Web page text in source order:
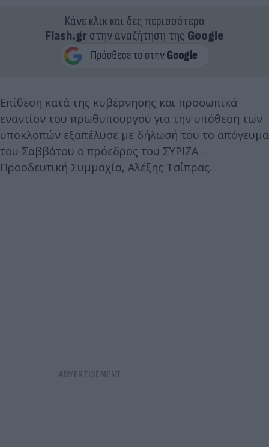
Κάνε κλικ και δες περισσότερο
Flash.grστην αναζήτηση της Google
Επίθεση κατά της κυβέρνησης και προσωπικά
εναντίον του πρωθυπουργού για την υπόθεση των
υποκλοπών εξαπέλυσε με δήλωσή του το απόγευμα
του Σαββάτου ο πρόεδρος του ΣΥΡΙΖΑ -
Προοδευτική Συμμαχία, Αλέξης Τσίπρας.